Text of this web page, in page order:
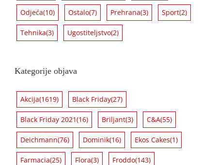
Odjeća(10) Ostalo(7) Prehrana(3) Sport(2)
Tehnika(3) Ugostiteljstvo(2)
Kategorije objava
Akcija(1619) Black Friday(27)
Black Friday 2021(16) Briljant(3) C&A(55)
Deichmann(76) Dominik(16) Ekos Cakes(1)
Farmacia(25) Flora(3) Froddo(143)